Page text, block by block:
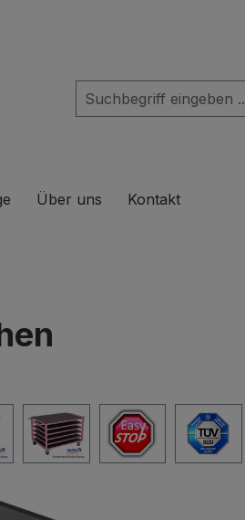
der Kategorie Produkte
Über uns Kontakt